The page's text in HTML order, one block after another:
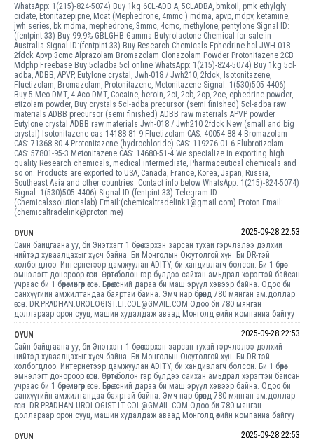
WhatsApp: 1(215)-824-5074) Buy 1kg 6CL-ADB A, 5CLADBA, bmkoil, pmk ethylgly
cidate, Etonitazepipne, Mcat (Mephedrone, 4mmc ) mdma, apvp, mdpv, ketamine,
jwh series, bk mdma, mephedrone, 3mmc, 4cmc, methylone, pentylone Signal ID:
(fentpint.33) Buy 99.9% GBLGHB Gamma Butyrolactone Chemical for sale in
Australia Signal ID:(fentpint.33) Buy Research Chemicals Ephedrine hcl JWH-018
2fdck Apvp 3cmc Alprazolam Bromazolam Clonazolam Powder Protonitazene 2CB
Mdphp Freebase Buy 5cladba 5cl online WhatsApp: 1(215)-824-5074) Buy 1kg 5cl-
adba, ADBB, APVP, Eutylone crystal, Jwh-018 / Jwh210, 2fdck, Isotonitazene,
Fluetizolam, Bromazolam, Protonitazene, Metonitazene Signal: 1(530)505-4406)
Buy 5 Meo DMT, 4-Aco DMT, Cocaine, heroin, 2ci, 2cb, 2cp, 2ce, ephedrine powder,
etizolam powder, Buy crystals 5cl-adba precursor (semi finished) 5cl-adba raw
materials ADBB precursor (semi finished) ADBB raw materials APVP powder
Eutylone crystal ADBB raw materials Jwh-018 / Jwh210 2fdck New (small and big
crystal) Isotonitazene cas 14188-81-9 Fluetizolam CAS: 40054-88-4 Bromazolam
CAS: 71368-80-4 Protonitazene (hydrochloride) CAS: 119276-01-6 Flubrotizolam
CAS: 57801-95-3 Metonitazene CAS: 14680-51-4 We specialize in exporting high
quality Research chemicals, medical intermediate, Pharmaceutical chemicals and
so on. Products are exported to USA, Canada, France, Korea, Japan, Russia,
Southeast Asia and other countries. Contact info below WhatsApp: 1(215)-824-5074)
Signal: 1(530)505-4406) Signal ID:(fentpint.33) Telegram ID:
(Chemicalssolutionslab) Email:(chemicaltradelink1@gmail.com) Proton Email:
(chemicaltradelink@proton.me)
OYUN
2025-09-28 22:53
Сайн байцгаана уу, би Энэтхэгт 1 бөөрөө хэрхэн зарсан тухай гэрчлэлээ дэлхий
нийтэд хуваалцахыг хүсч байна. Би Монголын Оюутолгой хүн. Би DR-тэй
холбогдлоо. Интернетээр дамжуулан ADITY, би хандивлагч болсон. Би 1 бөөрөө
эмнэлэгт донороор өгсөн. Өөртөө болон гэр бүлдээ сайхан амьдрал хэрэгтэй байсан
учраас би 1 бөөрөө мөнгөөр өгсөн. Бөөрөө өгсний дараа би маш эрүүл хэвээр байна. Одоо би
санхүүгийн амжилтандаа баяртай байна. Эмч нар бөөрөнд 780 мянган ам.доллар
өгсөн. DR.PRADHAN.UROLOGIST.LT.COL@GMAIL.COM Одоо би 780 мянган
доллараар орон сууц, машин худалдаж аваад Монголд өөрийн компаниа байгуу
OYUN
2025-09-28 22:53
Сайн байцгаана уу, би Энэтхэгт 1 бөөрөө хэрхэн зарсан тухай гэрчлэлээ дэлхий
нийтэд хуваалцахыг хүсч байна. Би Монголын Оюутолгой хүн. Би DR-тэй
холбогдлоо. Интернетээр дамжуулан ADITY, би хандивлагч болсон. Би 1 бөөрөө
эмнэлэгт донороор өгсөн. Өөртөө болон гэр бүлдээ сайхан амьдрал хэрэгтэй байсан
учраас би 1 бөөрөө мөнгөөр өгсөн. Бөөрөө өгсний дараа би маш эрүүл хэвээр байна. Одоо би
санхүүгийн амжилтандаа баяртай байна. Эмч нар бөөрөнд 780 мянган ам.доллар
өгсөн. DR.PRADHAN.UROLOGIST.LT.COL@GMAIL.COM Одоо би 780 мянган
доллараар орон сууц, машин худалдаж аваад Монголд өөрийн компаниа байгуу
OYUN
2025-09-28 22:53